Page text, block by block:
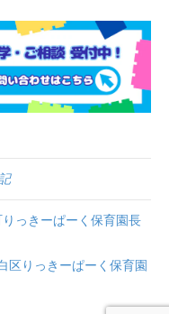
っきーぱーく保育園長
区りっきーぱーく保育園